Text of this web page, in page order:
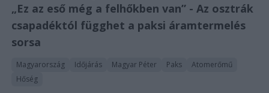
„Ez az eső még a felhőkben van” - Az osztrák
csapadéktól függhet a paksi áramtermelés
sorsa
Magyarország Időjárás Magyar Péter Paks
Atomerőmű
Hőség